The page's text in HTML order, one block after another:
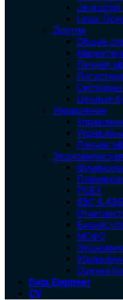
Linux.
Другие
Общие
Личная
Логистика
Ценные
Управление
Личная
РСБУ
ABC & ABB
Бизнес-
МСФО
Оценка
Data Engineer
CV